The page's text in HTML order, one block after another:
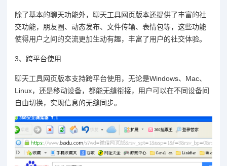
除了基本的聊天功能外，聊天工具网页版本还提供了丰富的社
交功能，朋友圈、动态发布、文件传输、表情包等，这些功能
使得用户之间的交流更加生动有趣，丰富了用户的社交体验。
3、跨平台使用
聊天工具网页版本支持跨平台使用，无论是Windows、Mac、
Linux，还是移动设备，都能无缝衔接，用户可以在不同设备间
自由切换，实现信息的无缝同步。